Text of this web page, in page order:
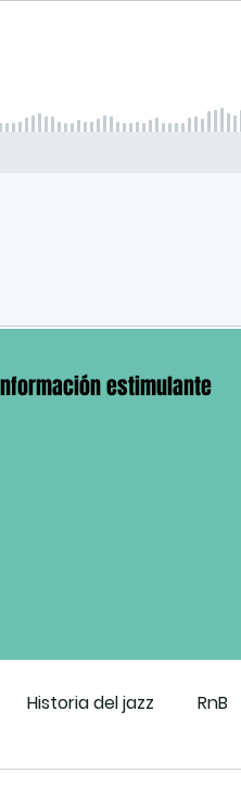
estimulante
Historia del jazz RnB